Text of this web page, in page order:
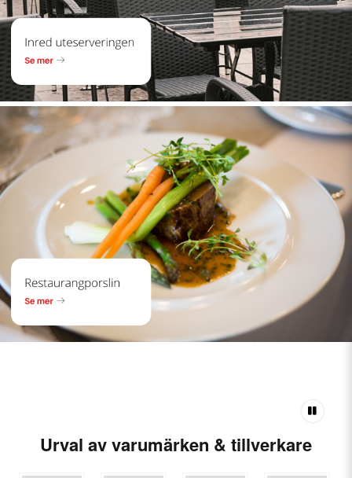
Urval av varumärken & tillverkare